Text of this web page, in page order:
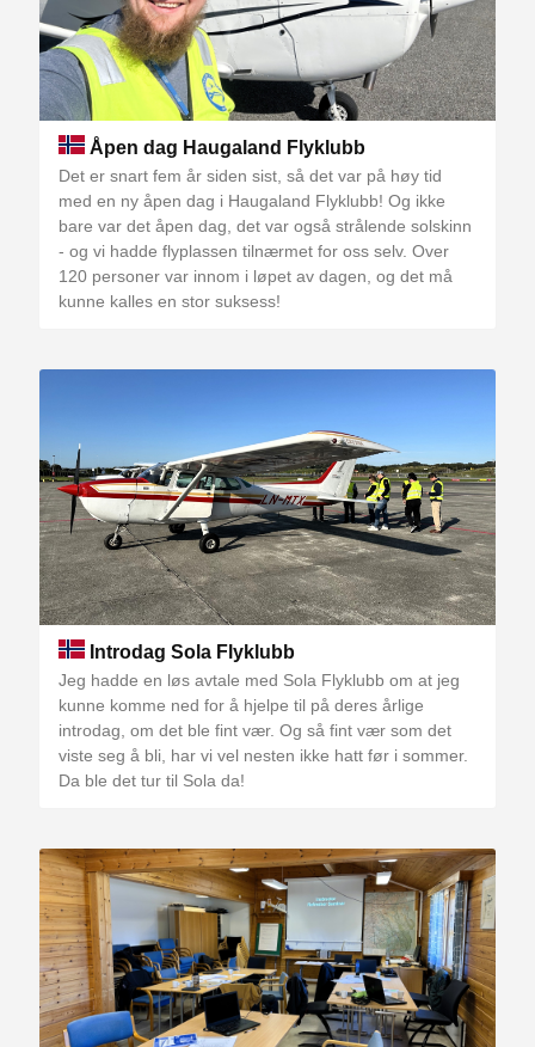
Åpen dag Haugaland Flyklubb
Det er snart fem år siden sist, så det var på høy tid
med en ny åpen dag i Haugaland Flyklubb! Og ikke
bare var det åpen dag, det var også strålende solskinn
- og vi hadde flyplassen tilnærmet for oss selv. Over
120 personer var innom i løpet av dagen, og det må
kunne kalles en stor suksess!
Introdag Sola Flyklubb
Jeg hadde en løs avtale med Sola Flyklubb om at jeg
kunne komme ned for å hjelpe til på deres årlige
introdag, om det ble fint vær. Og så fint vær som det
viste seg å bli, har vi vel nesten ikke hatt før i sommer.
Da ble det tur til Sola da!